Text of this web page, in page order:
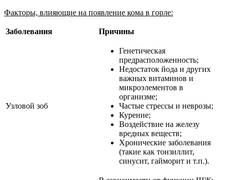
Факторы, влияющие на появление кома в горле:
Заболевания Причины
Узловой зоб
Генетическая
предрасположенность;
Недостаток йода и других
важных витаминов и
микроэлементов в
организме;
Частые стрессы и неврозы;
Курение;
Воздействие на железу
вредных веществ;
Хронические заболевания
(такие как тонзиллит,
синусит, гайморит и т.п.).